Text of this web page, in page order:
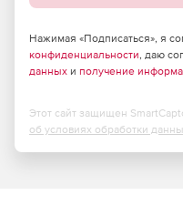
Нажимая «Подписаться», я
конфиденциальности, даю
данных и получение
Этот сайт защищен
об условиях обработки